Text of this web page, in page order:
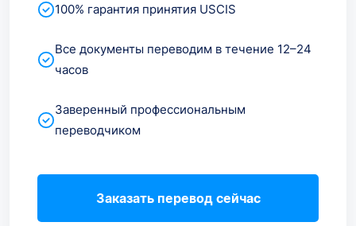
100% гарантия принятия USCIS
Все документы переводим в течение 12–24
часов
Заверенный профессиональным
переводчиком
Заказать перевод сейчас